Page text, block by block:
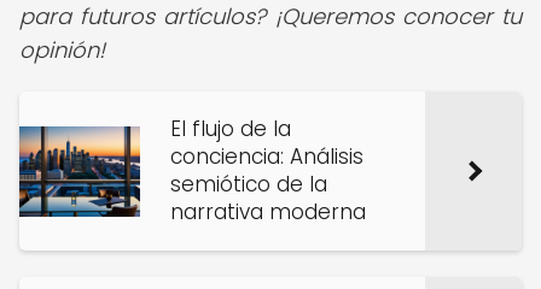
para futuros artículos? ¡Queremos conocer tu
opinión!
El flujo de la
conciencia: Análisis
semiótico de la
narrativa moderna